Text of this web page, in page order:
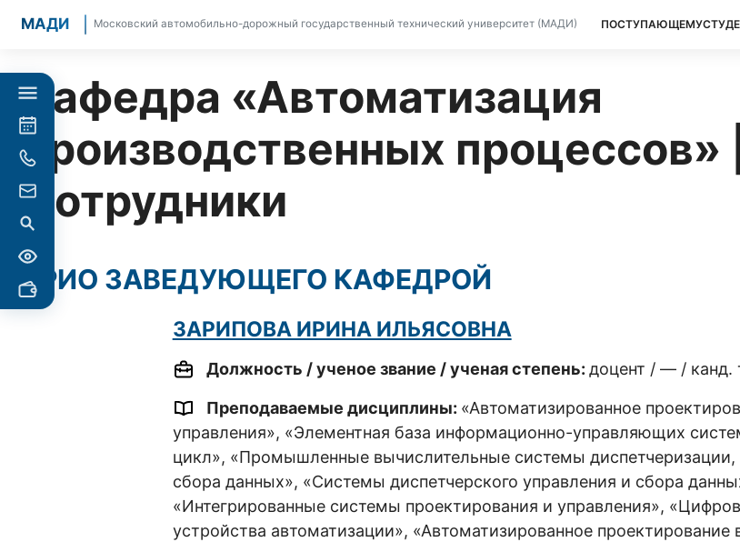
МАДИ Московский автомобильно-дорожный государственный технический университет (МАДИ) ПОСТУПАЮЩЕМУ
Кафедра «Автоматизация
производственных процессов» |
Сотрудники
ВРИО ЗАВЕДУЮЩЕГО КАФЕДРОЙ
ЗАРИПОВА ИРИНА ИЛЬЯСОВНА
Должность / ученое звание / ученая степень: доцент / — / канд.
Преподаваемые дисциплины: «Автоматизированное
управления», «Элементная база информационно-управляющих
цикл», «Промышленные вычислительные системы диспетчеризации,
сбора данных», «Системы диспетчерского управления и сбора
«Интегрированные системы проектирования и управления»,
устройства автоматизации», «Автоматизированное проектирование